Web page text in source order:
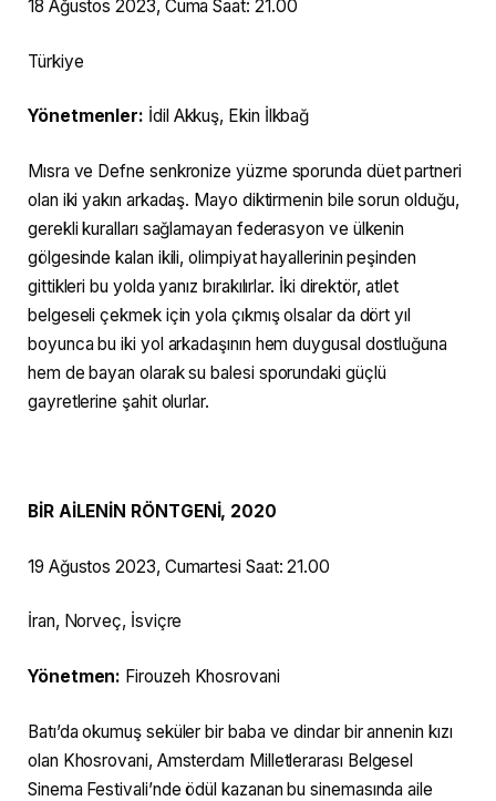
18 Ağustos 2023, Cuma Saat: 21.00
Türkiye
Yönetmenler: İdil Akkuş, Ekin İlkbağ
Mısra ve Defne senkronize yüzme sporunda düet partneri
olan iki yakın arkadaş. Mayo diktirmenin bile sorun olduğu,
gerekli kuralları sağlamayan federasyon ve ülkenin
gölgesinde kalan ikili, olimpiyat hayallerinin peşinden
gittikleri bu yolda yanız bırakılırlar. İki direktör, atlet
belgeseli çekmek için yola çıkmış olsalar da dört yıl
boyunca bu iki yol arkadaşının hem duygusal dostluğuna
hem de bayan olarak su balesi sporundaki güçlü
gayretlerine şahit olurlar.
BİR AİLENİN RÖNTGENİ, 2020
19 Ağustos 2023, Cumartesi Saat: 21.00
İran, Norveç, İsviçre
Yönetmen: Firouzeh Khosrovani
Batı’da okumuş seküler bir baba ve dindar bir annenin kızı
olan Khosrovani, Amsterdam Milletlerarası Belgesel
Sinema Festivali’nde ödül kazanan bu sinemasında aile